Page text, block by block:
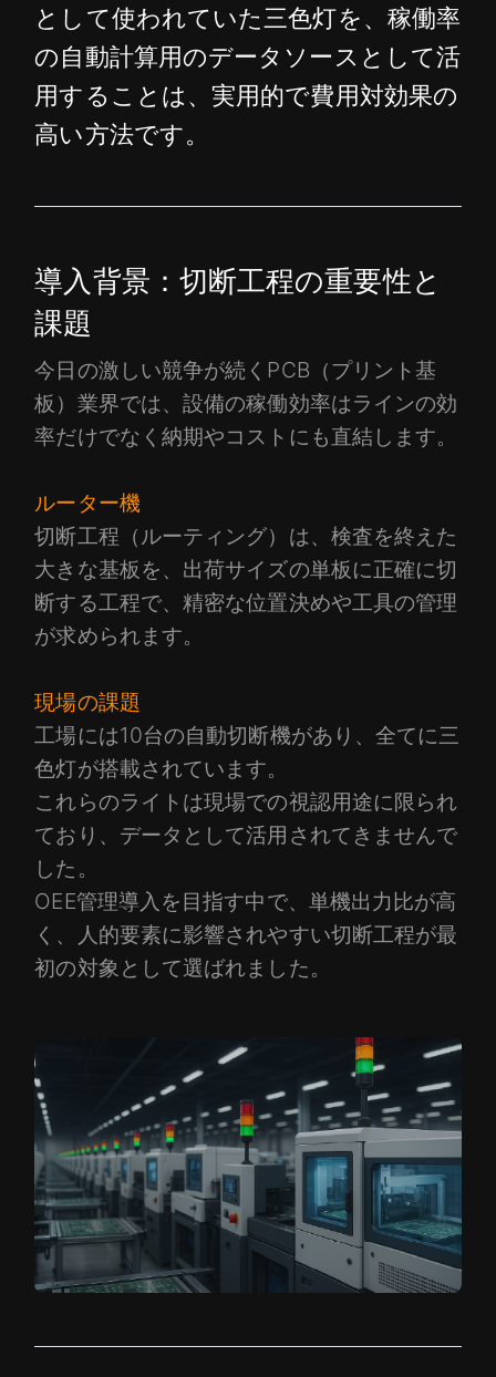
として使われていた三色灯を、稼働率
の自動計算用のデータソースとして活
用することは、実用的で費用対効果の
高い方法です。
導入背景：切断工程の重要性と
課題
今日の激しい競争が続くPCB（プリント基
板）業界では、設備の稼働効率はラインの効
率だけでなく納期やコストにも直結します。
ルーター機
切断工程（ルーティング）は、検査を終えた
大きな基板を、出荷サイズの単板に正確に切
断する工程で、精密な位置決めや工具の管理
が求められます。
現場の課題
工場には10台の自動切断機があり、全てに三
色灯が搭載されています。
これらのライトは現場での視認用途に限られ
ており、データとして活用されてきませんで
した。
OEE管理導入を目指す中で、単機出力比が高
く、人的要素に影響されやすい切断工程が最
初の対象として選ばれました。